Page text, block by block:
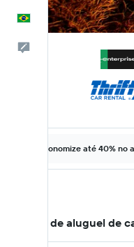
Português
Comentários
Economize até 40%
Ofertas de aluguel de